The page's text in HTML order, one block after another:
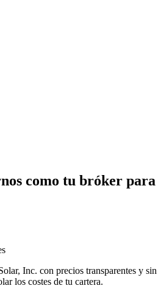
como tu bróker para
Inc. con precios transparentes y sin
los costes de tu cartera.